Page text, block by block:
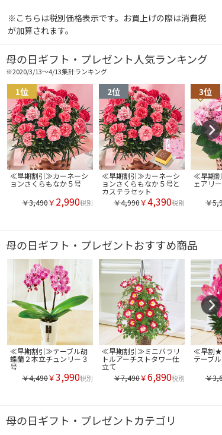
※こちらは税別価格表示です。お買上げの際は消費税
が加算されます。
母の日ギフト・プレゼント人気ランキング
※2020/3/13～4/13集計ランキング
≪早期割引≫カーネーシ
ョンさくらもなか５号
￥3,490￥ 2,990税別
≪早期割引≫カーネーシ
ョンさくらもなか５号と
カステラセット
￥4,990￥4,390税別
≪早期
ェアリー
￥
母の日ギフト・プレゼントおすすめ商品
≪早期割引≫テーブル胡
蝶蘭２本立チュンリー３
号
￥4,490￥3,990税別
≪早期割引≫ミニバラリ
トルアーチストタワー仕
立て
￥7,490￥6,890税別
≪早割★
テーブ
￥
母の日ギフト・プレゼントカテゴリ